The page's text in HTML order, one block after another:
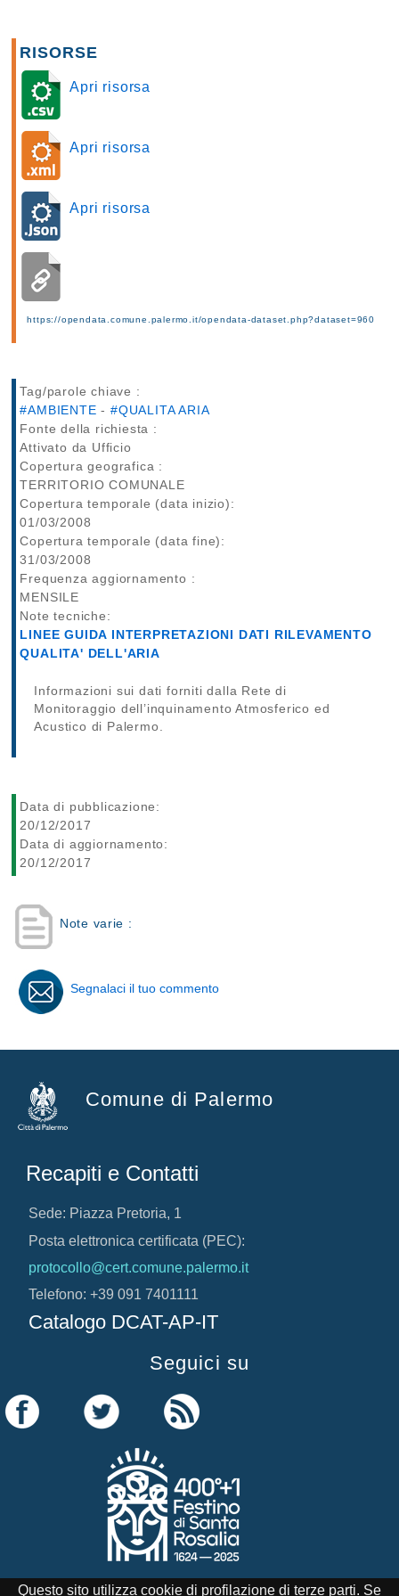
RISORSE
Apri risorsa
Apri risorsa
Apri risorsa
https://opendata.comune.palermo.it/opendata-dataset.php?dataset=960
Tag/parole chiave :
#AMBIENTE -#QUALITA ARIA
Fonte della richiesta :
Attivato da Ufficio
Copertura geografica :
TERRITORIO COMUNALE
Copertura temporale (data inizio):
01/03/2008
Copertura temporale (data fine):
31/03/2008
Frequenza aggiornamento :
MENSILE
Note tecniche:
LINEE GUIDA INTERPRETAZIONI DATI RILEVAMENTO
QUALITA' DELL'ARIA
Informazioni sui dati forniti dalla Rete di
Monitoraggio dell’inquinamento Atmosferico ed
Acustico di Palermo.
Data di pubblicazione:
20/12/2017
Data di aggiornamento:
20/12/2017
Note varie :
Segnalaci il tuo commento
Comune di Palermo
Recapiti e Contatti
Sede: Piazza Pretoria, 1
Posta elettronica certificata (PEC):
protocollo@cert.comune.palermo.it
Telefono: +39 091 7401111
Catalogo DCAT-AP-IT
Seguici su
Questo sito utilizza cookie di profilazione di terze parti. Se